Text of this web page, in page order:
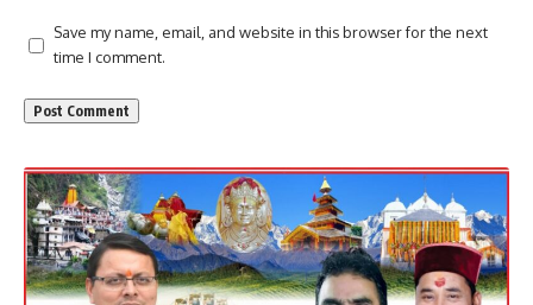
Save my name, email, and website in this browser for the next
time I comment.